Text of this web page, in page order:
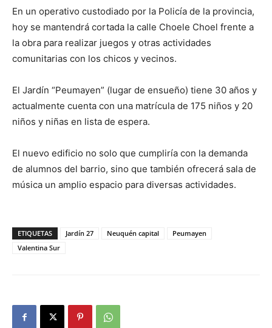
En un operativo custodiado por la Policía de la provincia,
hoy se mantendrá cortada la calle Choele Choel frente a
la obra para realizar juegos y otras actividades
comunitarias con los chicos y vecinos.
El Jardín “Peumayen” (lugar de ensueño) tiene 30 años y
actualmente cuenta con una matrícula de 175 niños y 20
niños y niñas en lista de espera.
El nuevo edificio no solo que cumpliría con la demanda
de alumnos del barrio, sino que también ofrecerá sala de
música un amplio espacio para diversas actividades.
ETIQUETAS Jardín 27 Neuquén capital
Peumayen
Valentina Sur